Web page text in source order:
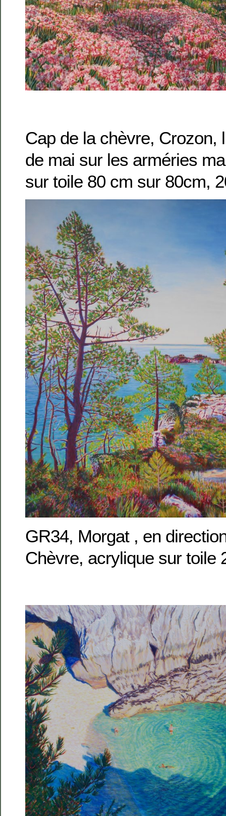
Cap de la chèvre, Crozon,
de mai sur les arméries
sur toile 80 cm sur 80cm,
GR34, Morgat , en
Chèvre, acrylique sur toile